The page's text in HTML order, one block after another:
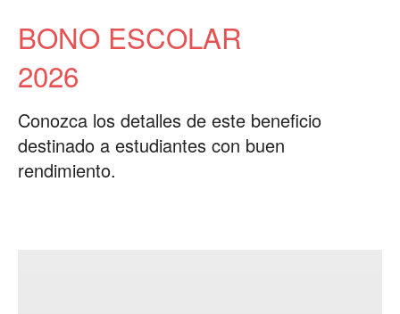
BONO ESCOLAR
2026
Conozca los detalles de este beneficio
destinado a estudiantes con buen
rendimiento.